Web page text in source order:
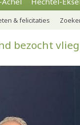
& felicitaties
bezocht